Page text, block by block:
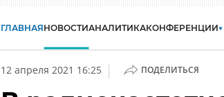
ГЛАВНАЯНОВОСТИАНАЛИТИКАКОНФЕРЕНЦИИ
12 апреля 2021 16:25 | ПОДЕЛИТЬСЯ